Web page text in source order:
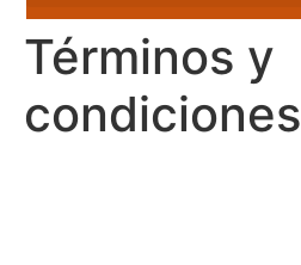
Términos y
condiciones